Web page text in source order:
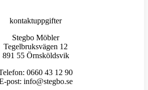
kontaktuppgifter
Stegbo Möbler
Tegelbruksvägen 12
891 55 Örnsköldsvik
0660 43 12 90
post: info@stegbo.se